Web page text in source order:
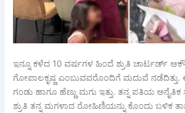
ಇನ್ನೂ ಕಳೆದ 10 ವರ್ಷಗಳ ಹಿಂದೆ ಶ್ರುತಿ ಚಾರ್ಟರ್ಡ್
ಗೋಪಾಲಕೃಷ್ಣ ಎಂಬುವವರೊಂದಿಗೆ ಮದುವೆ
ಗಂಡು ಹಾಗೂ ಹೆಣ್ಣು ಮಗು ಇತ್ತು. ತನ್ನ ಪತಿಯ ಅನೈತಿಕ
ಶ್ರುತಿ ತನ್ನ ಮಗಳಾದ ರೋಹಿಣಿಯನ್ನು ಕೊಂದು ಬಳಿಕ